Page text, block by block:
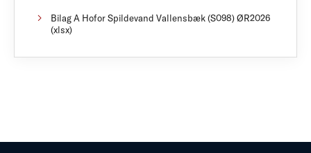
Bilag A Hofor Spildevand Vallensbæk (S098) ØR2026
(xlsx)